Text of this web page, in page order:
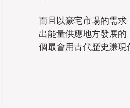
而且以豪宅市場的需
出能量供應地方發展
個最會用古代歷史賺現